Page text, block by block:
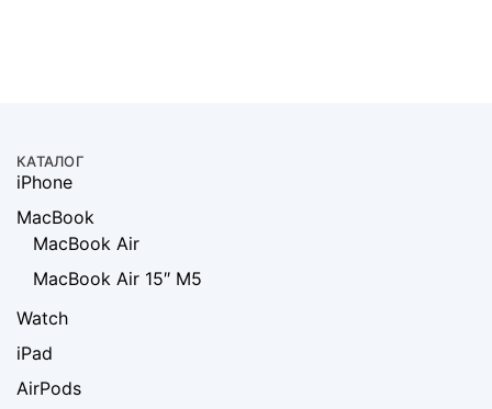
КАТАЛОГ
iPhone
MacBook
MacBook Air
MacBook Air 15″ M5
Watch
iPad
AirPods